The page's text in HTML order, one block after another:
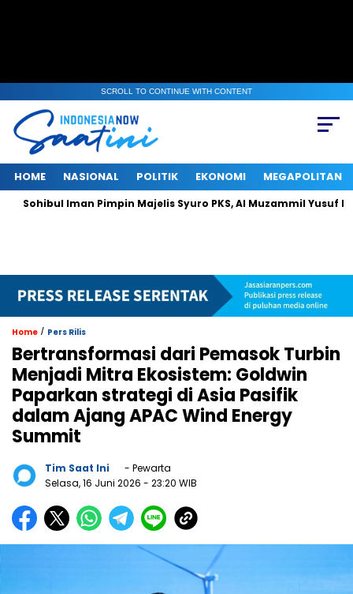
SCROLL TO CONTINUE WITH CONTENT
HOME NASIONAL POLITIK EKONOMI MEGAPOLITAN
Iman Pimpin Majelis Syuro PKS, Al Muzammil Yusuf Resmi
Home / Pers Rilis
Bertransformasi dari Pemasok Turbin
Menjadi Mitra Ekosistem: Goldwin
Paparkan strategi di Asia Pasifik
dalam Ajang APAC Wind Energy
Summit
Tim Saat Ini
- Pewarta
Selasa, 16 Juni 2026 - 23:20 WIB